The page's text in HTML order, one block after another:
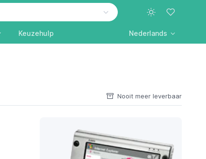
Keuzehulp Nederlands
Nooit meer leverbaar